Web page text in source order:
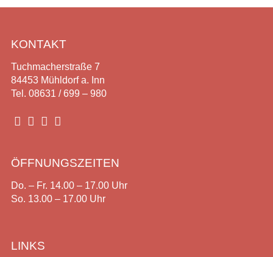
KONTAKT
Tuchmacherstraße 7
84453 Mühldorf a. Inn
Tel. 08631 / 699 – 980
   
ÖFFNUNGSZEITEN
Do. – Fr. 14.00 – 17.00 Uhr
So. 13.00 – 17.00 Uhr
LINKS